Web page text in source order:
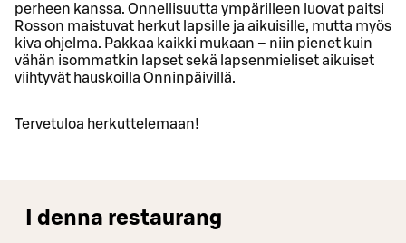
perheen kanssa. Onnellisuutta ympärilleen luovat paitsi
Rosson maistuvat herkut lapsille ja aikuisille, mutta myös
kiva ohjelma. Pakkaa kaikki mukaan – niin pienet kuin
vähän isommatkin lapset sekä lapsenmieliset aikuiset
viihtyvät hauskoilla Onninpäivillä.
Tervetuloa herkuttelemaan!
I denna restaurang